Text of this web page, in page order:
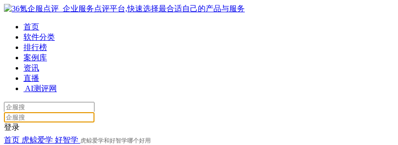
首页
软件分类
排行榜
案例库
资讯
直播
AI测评网
登录
首页 虎鲸爱学 好智学 虎鲸爱学和好智学哪个好用